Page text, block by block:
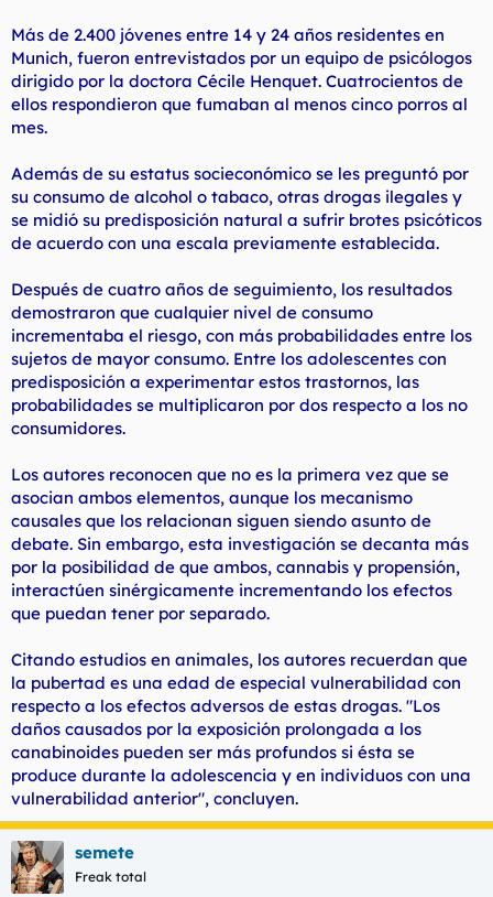
Más de 2.400 jóvenes entre 14 y 24 años residentes en
Munich, fueron entrevistados por un equipo de psicólogos
dirigido por la doctora Cécile Henquet. Cuatrocientos de
ellos respondieron que fumaban al menos cinco porros al
mes.
Además de su estatus socieconómico se les preguntó por
su consumo de alcohol o tabaco, otras drogas ilegales y
se midió su predisposición natural a sufrir brotes psicóticos
de acuerdo con una escala previamente establecida.
Después de cuatro años de seguimiento, los resultados
demostraron que cualquier nivel de consumo
incrementaba el riesgo, con más probabilidades entre los
sujetos de mayor consumo. Entre los adolescentes con
predisposición a experimentar estos trastornos, las
probabilidades se multiplicaron por dos respecto a los no
consumidores.
Los autores reconocen que no es la primera vez que se
asocian ambos elementos, aunque los mecanismo
causales que los relacionan siguen siendo asunto de
debate. Sin embargo, esta investigación se decanta más
por la posibilidad de que ambos, cannabis y propensión,
interactúen sinérgicamente incrementando los efectos
que puedan tener por separado.
Citando estudios en animales, los autores recuerdan que
la pubertad es una edad de especial vulnerabilidad con
respecto a los efectos adversos de estas drogas. "Los
daños causados por la exposición prolongada a los
canabinoides pueden ser más profundos si ésta se
produce durante la adolescencia y en individuos con una
vulnerabilidad anterior", concluyen.
semete
Freak total